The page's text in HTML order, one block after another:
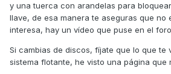
y una tuerca con arandelas para
llave, de esa manera te aseguras que no
interesa, hay un vídeo que puse en el
Si cambias de discos, fíjate que lo que te
sistema flotante, he visto una página que